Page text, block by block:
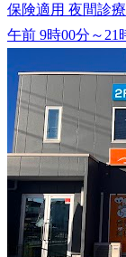
保険適用 夜間診療
午前 9時00分～21